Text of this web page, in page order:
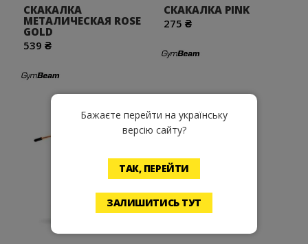
СКАКАЛКА
МЕТАЛИЧЕСКАЯ ROSE
GOLD
539 ₴
СКАКАЛКА PINK
275 ₴
Хочу!
Бажаєте перейти на українську
версію сайту?
ТАК, ПЕРЕЙТИ
ЗАЛИШИТИСЬ ТУТ